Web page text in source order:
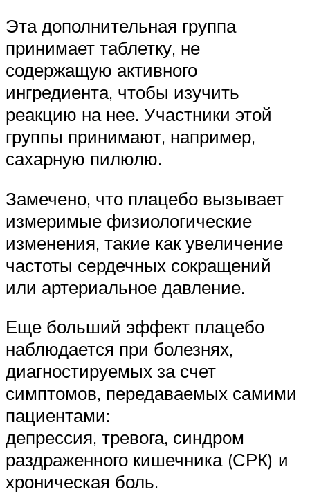
Эта дополнительная группа
принимает таблетку, не
содержащую активного
ингредиента, чтобы изучить
реакцию на нее. Участники этой
группы принимают, например,
сахарную пилюлю.
Замечено, что плацебо вызывает
измеримые физиологические
изменения, такие как увеличение
частоты сердечных сокращений
или артериальное давление.
Еще больший эффект плацебо
наблюдается при болезнях,
диагностируемых за счет
симптомов, передаваемых самими
пациентами:
депрессия, тревога, синдром
раздраженного кишечника (СРК) и
хроническая боль.